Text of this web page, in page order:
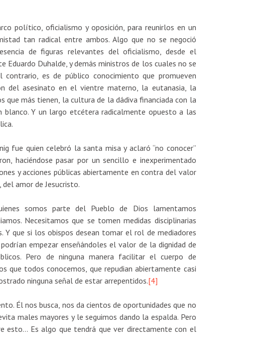
político, oficialismo y oposición, para reunirlos en un
tan radical entre ambos. Algo que no se negoció
de figuras relevantes del oficialismo, desde el
Eduardo Duhalde, y demás ministros de los cuales no se
es de público conocimiento que promueven
del asesinato en el vientre materno, la eutanasia, la
que más tienen, la cultura de la dádiva financiada con la
Y un largo etcétera radicalmente opuesto a las
fue quien celebró la santa misa y aclaró “no conocer”
haciéndose pasar por un sencillo e inexperimentado
y acciones públicas abiertamente en contra del valor
amor de Jesucristo.
somos parte del Pueblo de Dios lamentamos
Necesitamos que se tomen medidas disciplinarias
Y que si los obispos desean tomar el rol de mediadores
empezar enseñándoles el valor de la dignidad de
Pero de ninguna manera facilitar el cuerpo de
que todos conocemos, que repudian abiertamente casi
ninguna señal de estar arrepentidos.[4]
Él nos busca, nos da cientos de oportunidades que no
males mayores y le seguimos dando la espalda. Pero
esto… Es algo que tendrá que ver directamente con el